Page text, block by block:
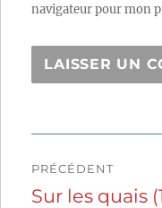
navigateur pour mon
de
PRÉCÉDENT
Publication
Sur les quais